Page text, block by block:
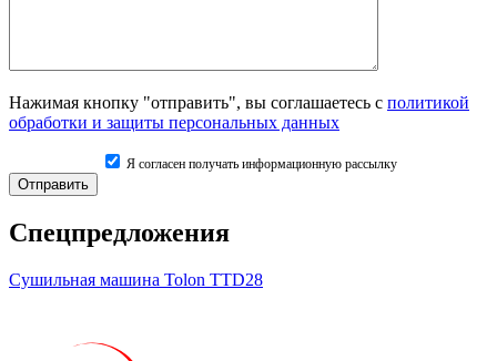
Нажимая кнопку "отправить", вы соглашаетесь с политикой
обработки и защиты персональных данных
Я согласен получать информационную рассылку
Спецпредложения
Сушильная машина Tolon TTD28